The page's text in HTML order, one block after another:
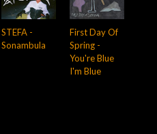
STEFA -
Sonambula
First Day Of
Spring -
You're Blue
I'm Blue